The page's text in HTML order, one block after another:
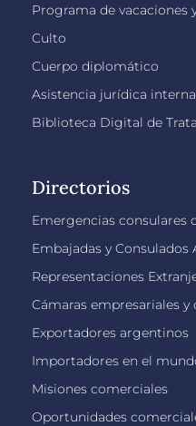
Programa de vacaciones
Culto
Cuerpo diplomático
Asistencia jurídica
Biblioteca Digital de
Directorios
Emergencias consulares
Embajadas y
Representaciones
Cámaras empresariales
Exportadores argentinos
Importadores en el
Misiones comerciales
Oportunidades